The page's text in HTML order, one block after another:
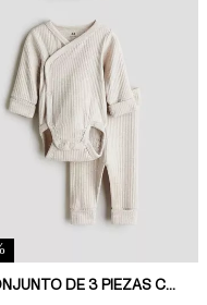
CONJUNTO DE 3 PIEZAS CON FUNCIÓN EXTENSIBLE